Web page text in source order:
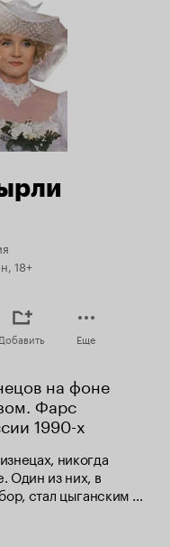
18+
Добавить Еще
на фоне
Фарс
1990-х
никогда
Один из них, в
стал цыганским
- и теперь он еврей -
воспитывала